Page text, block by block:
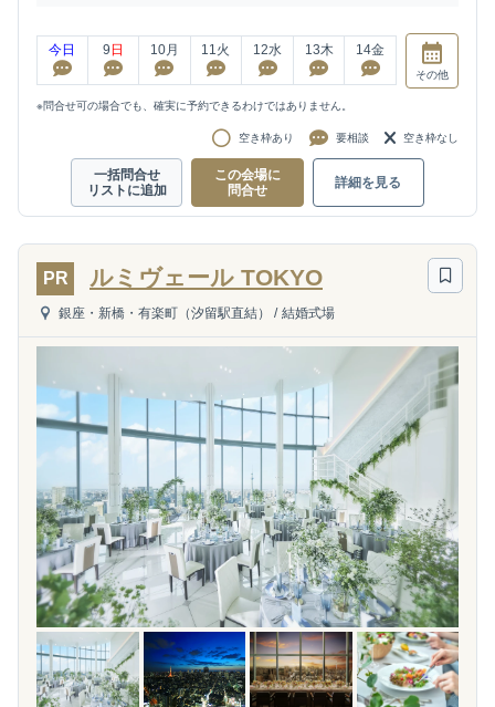
今日 9 日 10月 11火 12水 13木 14金
その他
※問合せ可の場合でも、確実に予約できるわけではありません。
空き枠あり 要相談 空き枠なし
一括問合せ
リストに追加
この会場に
問合せ
詳細を見る
PR ルミヴェール TOKYO
銀座・新橋・有楽町（汐留駅直結） / 結婚式場